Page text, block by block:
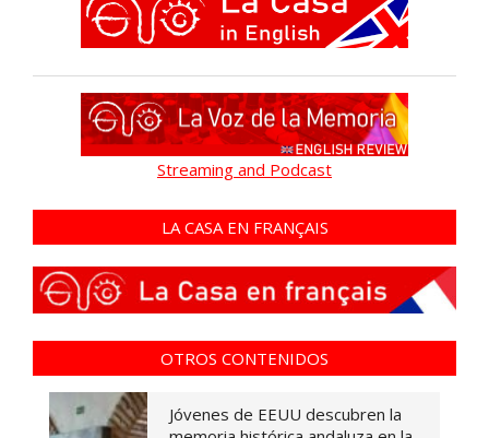
Streaming and Podcast
LA CASA EN FRANÇAIS
OTROS CONTENIDOS
Jóvenes de EEUU descubren la